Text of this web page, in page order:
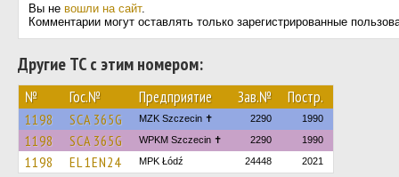
Вы не вошли на сайт.
Комментарии могут оставлять только зарегистрированные
Другие ТС с этим номером:
№ Гос.№ Предприятие Зав.№ Постр.
1198 SCA 365G MZK Szczecin ✝ 2290 1990
1198 SCA 365G WPKM Szczecin ✝ 2290 1990
1198 EL 1EN24 MPK Łódź 24448 2021